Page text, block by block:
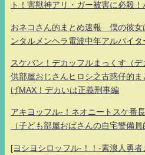
ト！害獣神アリ・ガー被害に必殺
おネコさん的まとめ速報 僕の彼女
ンタルメンヘラ電波中年アルバイ
スケバン！デカッフルまっくす（
供部屋おじさんヒロシ之古惑仔的
げMAX！デカいは正義刑事編
アキヨッフル-！ネオニートスケ番
（子ども部屋おばさんの自宅警備員
[ヨシヨシロッフル-！！-素浪人勇